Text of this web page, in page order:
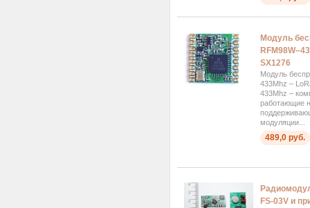
Модуль
SX1276
Модуль
433Mhz –
433Mhz –
работающие
модуляции...
489,0 руб.
FS-03V и